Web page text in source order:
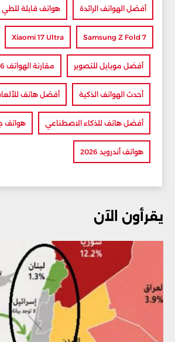
أفضل الهواتف الرائدة هواتف قابلة للطي
Samsung Z Fold 7
Xiaomi 17 Ultra
أفضل موبايل للتصوير مقارنة الهواتف 2026
أحدث الهواتف الذكية أفضل هاتف
أفضل هاتف للذكاء الاصطناعي هواتف
هواتف أندرويد 2026
يقرأون الآن